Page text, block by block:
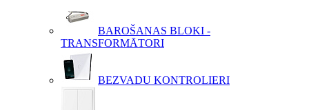
BAROŠANAS BLOKI -
TRANSFORMĀTORI
BEZVADU KONTROLIERI